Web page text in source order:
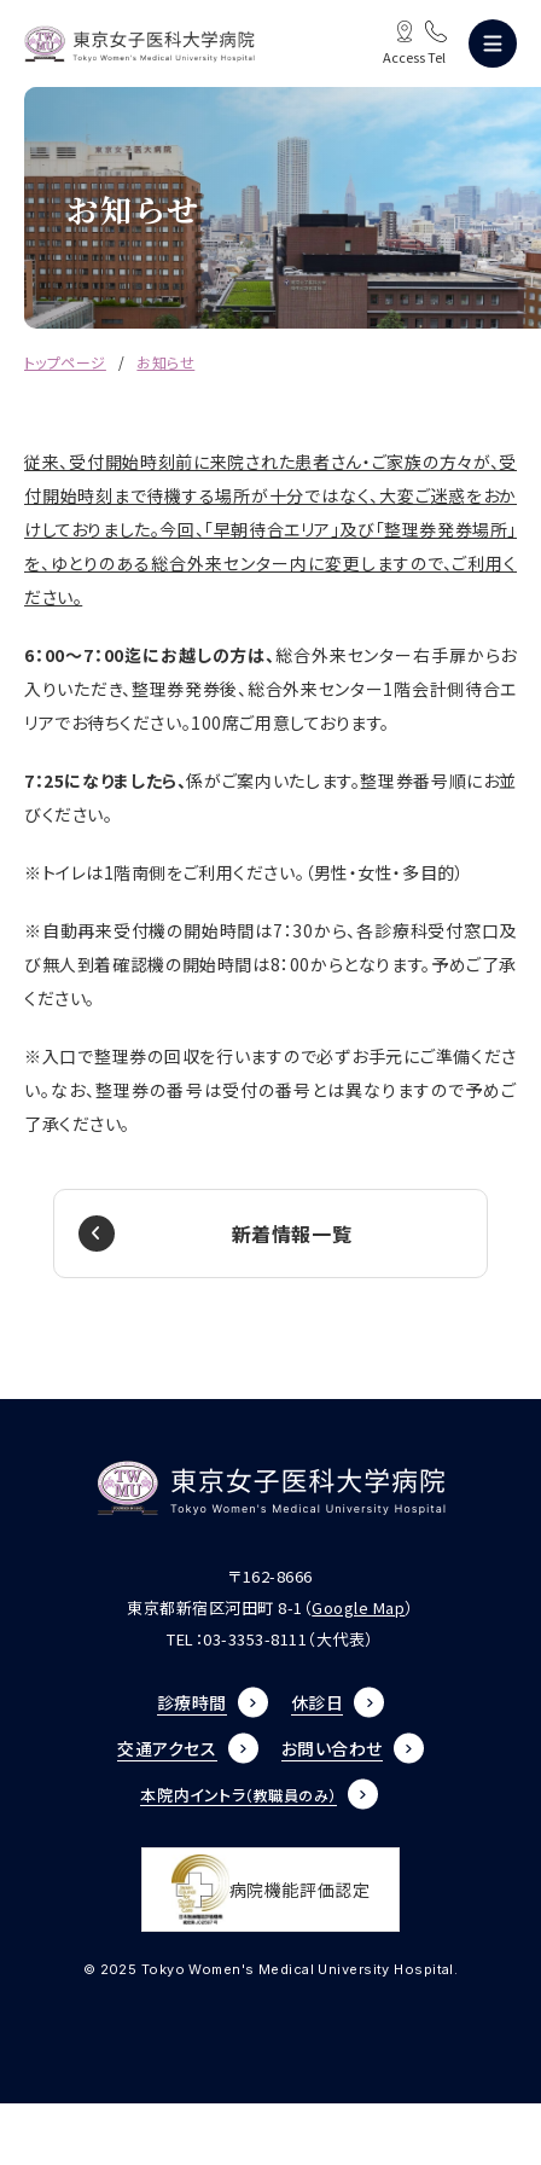
AccessTel
お知らせ
トップページ お知らせ
従来、受付開始時刻前に来院された患者さん・ご家族の方々が、受
付開始時刻まで待機する場所が十分ではなく、大変ご迷惑をおか
けしておりました。今回、「早朝待合エリア」及び「整理券発券場所」
を、ゆとりのある総合外来センター内に変更しますので、ご利用く
ださい。
6：00～7：00迄にお越しの方は、総合外来センター右手扉からお
入りいただき、整理券発券後、総合外来センター1階会計側待合エ
リアでお待ちください。100席ご用意しております。
7：25になりましたら、係がご案内いたします。整理券番号順にお並
びください。
※トイレは1階南側をご利用ください。（男性・女性・多目的）
※自動再来受付機の開始時間は7：30から、各診療科受付窓口及
び無人到着確認機の開始時間は8：00からとなります。予めご了承
ください。
※入口で整理券の回収を行いますので必ずお手元にご準備くださ
い。なお、整理券の番号は受付の番号とは異なりますので予めご
了承ください。
新着情報一覧
〒162-8666
東京都新宿区河田町 8-1（Google Map）
TEL：03-3353-8111 （大代表）
診療時間
休診日
交通アクセス
お問い合わせ
本院内イントラ（教職員のみ）
病院機能評価認定
© 2025 Tokyo Women's Medical University Hospital.